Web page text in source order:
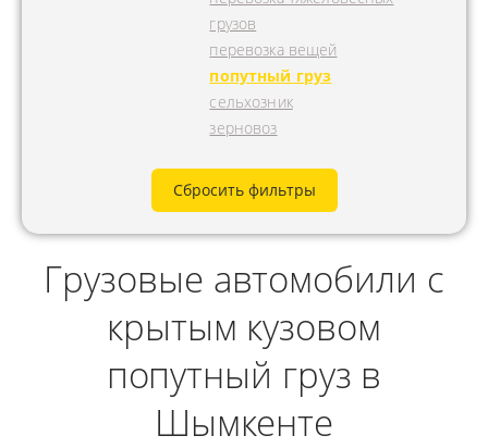
грузов
перевозка вещей
попутный груз
сельхозник
зерновоз
Сбросить фильтры
Грузовые автомобили с
крытым кузовом
попутный груз в
Шымкенте